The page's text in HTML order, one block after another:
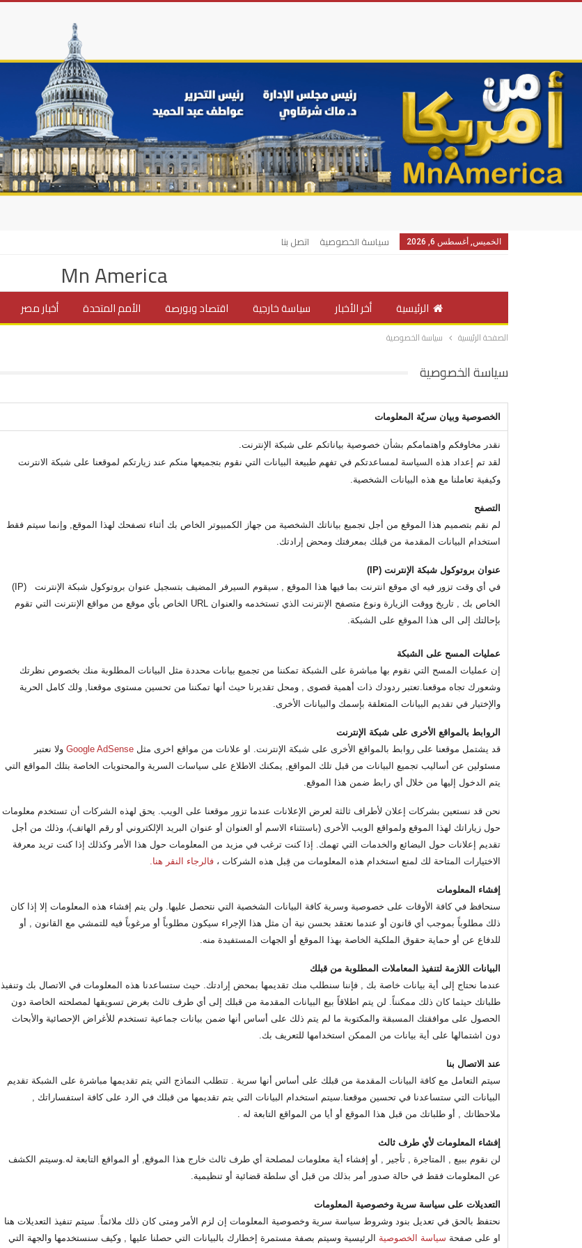
الخميس, أغسطس 6, 2026 سياسة الخصوصية اتصل بنا
Mn America
الرئيسية أخر الأخبار سياسة خارجية اقتصاد وبورصة الأمم المتحدة أخبار مصر
صحة وتغذية
الصفحة الرئيسية سياسة الخصوصية
سياسة الخصوصية
الخصوصية وبيان سريّة المعلومات
نقدر مخاوفكم واهتمامكم بشأن خصوصية بياناتكم على شبكة الإنترنت.
لقد تم إعداد هذه السياسة لمساعدتكم في تفهم طبيعة البيانات التي نقوم بتجميعها منكم عند زيارتكم لموقعنا على شبكة الانترنت
وكيفية تعاملنا مع هذه البيانات الشخصية.
التصفح
لم نقم بتصميم هذا الموقع من أجل تجميع بياناتك الشخصية من جهاز الكمبيوتر الخاص بك أثناء تصفحك لهذا الموقع, وإنما سيتم فقط
استخدام البيانات المقدمة من قبلك بمعرفتك ومحض إرادتك.
عنوان بروتوكول شبكة الإنترنت (IP)
في أي وقت تزور فيه اي موقع انترنت بما فيها هذا الموقع , سيقوم السيرفر المضيف بتسجيل عنوان بروتوكول شبكة الإنترنت (IP)
الخاص بك , تاريخ ووقت الزيارة ونوع متصفح الإنترنت الذي تستخدمه والعنوان URL الخاص بأي موقع من مواقع الإنترنت التي تقوم
بإحالتك إلى الى هذا الموقع على الشبكة.
عمليات المسح على الشبكة
إن عمليات المسح التي نقوم بها مباشرة على الشبكة تمكننا من تجميع بيانات محددة مثل البيانات المطلوبة منك بخصوص نظرتك
وشعورك تجاه موقعنا.تعتبر ردودك ذات أهمية قصوى , ومحل تقديرنا حيث أنها تمكننا من تحسين مستوى موقعنا, ولك كامل الحرية
والإختيار في تقديم البيانات المتعلقة بإسمك والبيانات الأخرى.
الروابط بالمواقع الأخرى على شبكة الإنترنت
قد يشتمل موقعنا على روابط بالمواقع الأخرى على شبكة الإنترنت. او علانات من مواقع اخرى مثل Google AdSense ولا نعتبر
مسئولين عن أساليب تجميع البيانات من قبل تلك المواقع, يمكنك الاطلاع على سياسات السرية والمحتويات الخاصة بتلك المواقع التي
يتم الدخول إليها من خلال أي رابط ضمن هذا الموقع.
نحن قد نستعين بشركات إعلان لأطراف ثالثة لعرض الإعلانات عندما تزور موقعنا على الويب. يحق لهذه الشركات أن تستخدم معلومات
حول زياراتك لهذا الموقع ولمواقع الويب الأخرى (باستثناء الاسم أو العنوان أو عنوان البريد الإلكتروني أو رقم الهاتف)، وذلك من أجل
تقديم إعلانات حول البضائع والخدمات التي تهمك. إذا كنت ترغب في مزيد من المعلومات حول هذا الأمر وكذلك إذا كنت تريد معرفة
الاختيارات المتاحة لك لمنع استخدام هذه المعلومات من قِبل هذه الشركات ، فالرجاء النقر هنا.
إفشاء المعلومات
سنحافظ في كافة الأوقات على خصوصية وسرية كافة البيانات الشخصية التي نتحصل عليها. ولن يتم إفشاء هذه المعلومات إلا إذا كان
ذلك مطلوباً بموجب أي قانون أو عندما نعتقد بحسن نية أن مثل هذا الإجراء سيكون مطلوباً أو مرغوباً فيه للتمشي مع القانون , أو
للدفاع عن أو حماية حقوق الملكية الخاصة بهذا الموقع أو الجهات المستفيدة منه.
البيانات اللازمة لتنفيذ المعاملات المطلوبة من قبلك
عندما نحتاج إلى أية بيانات خاصة بك , فإننا سنطلب منك تقديمها بمحض إرادتك. حيث ستساعدنا هذه المعلومات في الاتصال بك وتنفيذ
طلباتك حيثما كان ذلك ممكنناً. لن يتم اطلاقاً بيع البيانات المقدمة من قبلك إلى أي طرف ثالث بغرض تسويقها لمصلحته الخاصة دون
الحصول على موافقتك المسبقة والمكتوبة ما لم يتم ذلك على أساس أنها ضمن بيانات جماعية تستخدم للأغراض الإحصائية والأبحاث
دون اشتمالها على أية بيانات من الممكن استخدامها للتعريف بك.
عند الاتصال بنا
سيتم التعامل مع كافة البيانات المقدمة من قبلك على أساس أنها سرية . تتطلب النماذج التي يتم تقديمها مباشرة على الشبكة تقديم
البيانات التي ستساعدنا في تحسين موقعنا.سيتم استخدام البيانات التي يتم تقديمها من قبلك في الرد على كافة استفساراتك ,
ملاحظاتك , أو طلباتك من قبل هذا الموقع أو أيا من المواقع التابعة له .
إفشاء المعلومات لأي طرف ثالث
لن نقوم ببيع , المتاجرة , تأجير , أو إفشاء أية معلومات لمصلحة أي طرف ثالث خارج هذا الموقع, أو المواقع التابعة له.وسيتم الكشف
عن المعلومات فقط في حالة صدور أمر بذلك من قبل أي سلطة قضائية أو تنظيمية.
التعديلات على سياسة سرية وخصوصية المعلومات
نحتفظ بالحق في تعديل بنود وشروط سياسة سرية وخصوصية المعلومات إن لزم الأمر ومتى كان ذلك ملائماً. سيتم تنفيذ التعديلات هنا
او على صفحة سياسة الخصوصية الرئيسية وسيتم بصفة مستمرة إخطارك بالبيانات التي حصلنا عليها , وكيف سنستخدمها والجهة التي